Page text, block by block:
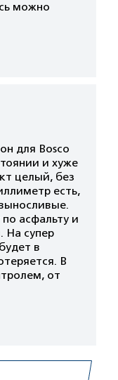
можно
для Bosco
и хуже
целый, без
есть,
асфальту и
На супер
в
В
от